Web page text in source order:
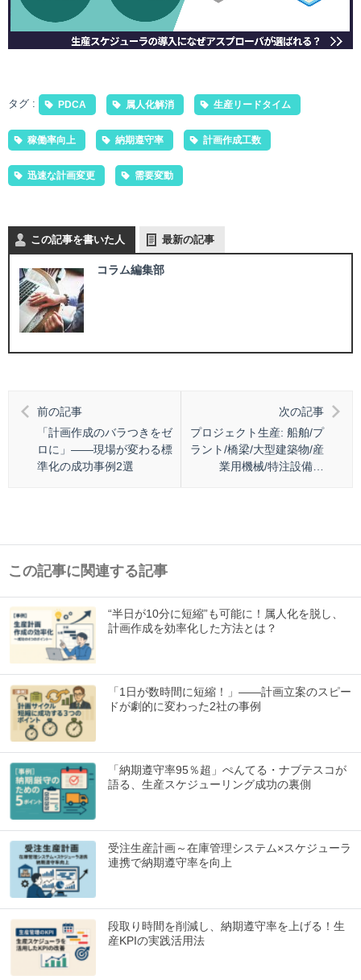
タグ : PDCA 属人化解消 生産リードタイム
稼働率向上 納期遵守率 計画作成工数
迅速な計画変更 需要変動
この記事を書いた人 最新の記事
コラム編集部
前の記事
「計画作成のバラつきをゼ
ロに」――現場が変わる標
準化の成功事例2選
次の記事
プロジェクト生産: 船舶/プ
ラント/橋梁/大型建築物/産
業用機械/特注設備…
この記事に関連する記事
“半日が10分に短縮”も可能に！属人化を脱し、
計画作成を効率化した方法とは？
「1日が数時間に短縮！」――計画立案のスピー
ドが劇的に変わった2社の事例
「納期遵守率95％超」ぺんてる・ナブテスコが
語る、生産スケジューリング成功の裏側
受注生産計画～在庫管理システム×スケジューラ
連携で納期遵守率を向上
段取り時間を削減し、納期遵守率を上げる！生
産KPIの実践活用法